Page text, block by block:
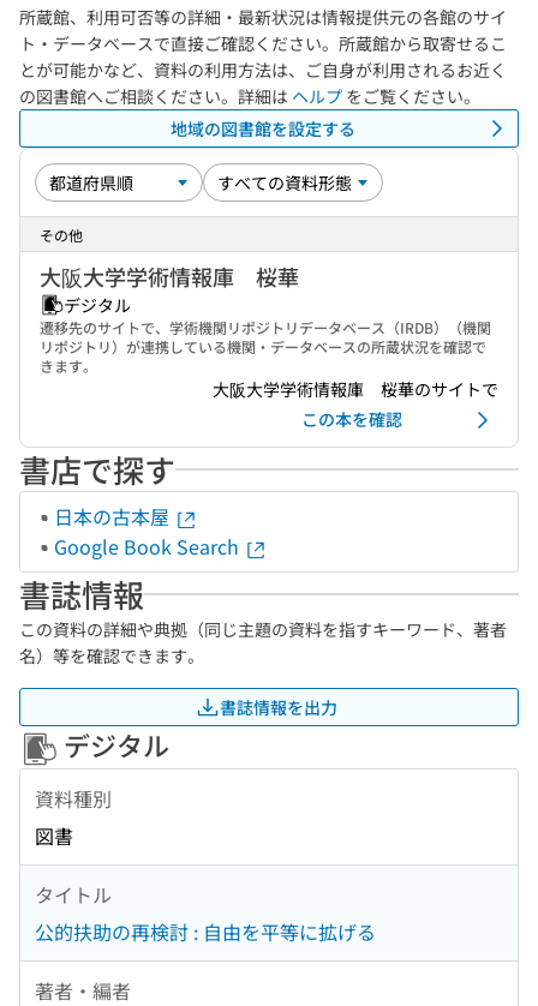
所蔵館、利用可否等の詳細・最新状況は情報提供元の各館のサイ
ト・データベースで直接ご確認ください。所蔵館から取寄せるこ
とが可能かなど、資料の利用方法は、ご自身が利用されるお近く
の図書館へご相談ください。詳細は ヘルプ をご覧ください。
地域の図書館を設定する
その他
大阪大学学術情報庫 桜華
デジタル
遷移先のサイトで、学術機関リポジトリデータベース（IRDB）（機関
リポジトリ）が連携している機関・データベースの所蔵状況を確認で
きます。
大阪大学学術情報庫 桜華のサイトで
この本を確認
書店で探す
日本の古本屋
Google Book Search
書誌情報
この資料の詳細や典拠（同じ主題の資料を指すキーワード、著者
名）等を確認できます。
書誌情報を出力
デジタル
資料種別
図書
タイトル
公的扶助の再検討 : 自由を平等に拡げる
著者・編者